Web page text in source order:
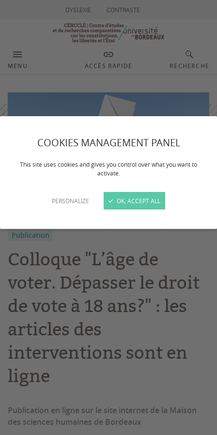
COOKIES MANAGEMENT PANEL
This site uses cookies and gives you control over what you want to
activate.
PERSONALIZE OK, ACCEPT ALL
DYSLEXIE CONTRASTE
MENU ACCÈS RAPIDE RECHERCHE
Publication
Colloque "L’âge de
voter. Dépasser le droit
de vote à 18 ans?" : les
articles des
interventions sont en
ligne
Publication en ligne sur le site internet de la Maison
des sciences humaines de Bordeaux